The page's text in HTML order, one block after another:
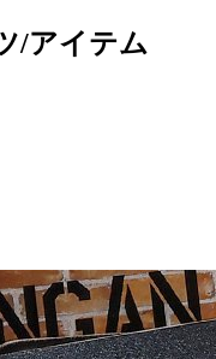
/アイテム